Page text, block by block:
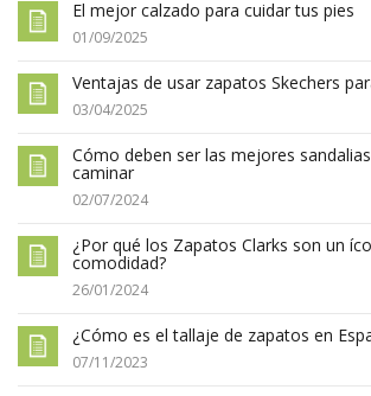
El mejor calzado para cuidar tus pies
01/09/2025
Ventajas de usar zapatos Skechers
03/04/2025
Cómo deben ser las mejores
caminar
02/07/2024
¿Por qué los Zapatos Clarks son un
comodidad?
26/01/2024
¿Cómo es el tallaje de zapatos en
07/11/2023